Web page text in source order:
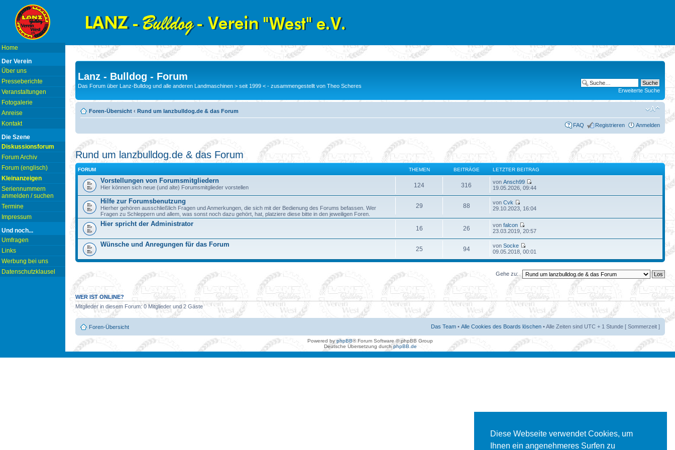
Diese Webseite verwendet Cookies, um
Ihnen ein angenehmeres Surfen zu
Home
Der Verein
Über uns
Presseberichte
Veranstaltungen
Fotogalerie
Anreise
Kontakt
Die Szene
Diskussionsforum
Forum Archiv
Forum (englisch)
Kleinanzeigen
Seriennummern
anmelden / suchen
Termine
Impressum
Und noch...
Umfragen
Links
Werbung bei uns
Datenschutzklausel
Lanz - Bulldog - Forum
Das Forum über Lanz-Bulldog und alle anderen Landmaschinen > seit 1999 < - zusammengestellt von Theo Scheres
Erweiterte Suche
Foren-Übersicht ‹ Rund um lanzbulldog.de & das Forum
FAQ Registrieren Anmelden
Rund um lanzbulldog.de & das Forum
FORUM THEMEN BEITRÄGE LETZTER BEITRAG
Vorstellungen von Forumsmitgliedern
Hier können sich neue (und alte) Forumsmitglieder vorstellen 124 316 vonAnsch99
19.05.2026, 09:44
Hilfe zur Forumsbenutzung
Hierher gehören ausschließlich Fragen und Anmerkungen, die sich mit der Bedienung des Forums befassen. Wer
Fragen zu Schleppern und allem, was sonst noch dazu gehört, hat, platziere diese bitte in den jeweiligen Foren.
29 88 vonCvk
29.10.2023, 16:04
Hier spricht der Administrator
16 26 vonfalcon
23.03.2019, 20:57
Wünsche und Anregungen für das Forum
25 94 vonSocke
09.05.2018, 00:01
Gehe zu:
WER IST ONLINE?
Mitglieder in diesem Forum: 0 Mitglieder und 2 Gäste
Foren-Übersicht Das Team • Alle Cookies des Boards löschen • Alle Zeiten sind UTC + 1 Stunde [ Sommerzeit ]
Powered by phpBB® Forum Software © phpBB Group
Deutsche Übersetzung durchphpBB.de